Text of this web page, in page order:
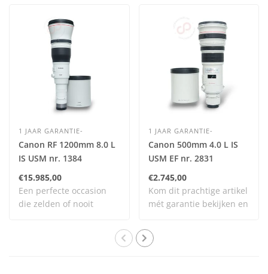
1 JAAR GARANTIE-
Canon RF 1200mm 8.0 L
IS USM nr. 1384
€15.985,00
Een perfecte occasion
die zelden of nooit
1 JAAR GARANTIE-
Canon 500mm 4.0 L IS
USM EF nr. 2831
€2.745,00
Kom dit prachtige artikel
mét garantie bekijken en